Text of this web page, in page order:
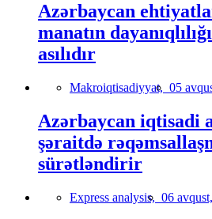
Azərbaycan
manatın
asılıdır
Makroiqtisadiyyat, 05
Azərbaycan iqtisadi
şəraitdə
sürətləndirir
Express analysis, 06